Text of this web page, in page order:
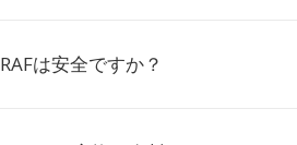
は安全ですか？